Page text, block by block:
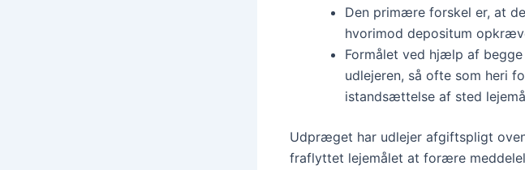
Den primære forskel er, at
hvorimod depositum
Formålet ved hjælp af
udlejeren, så ofte som heri
istandsættelse af sted
Udpræget har udlejer afgiftspligt
fraflyttet lejemålet at forære